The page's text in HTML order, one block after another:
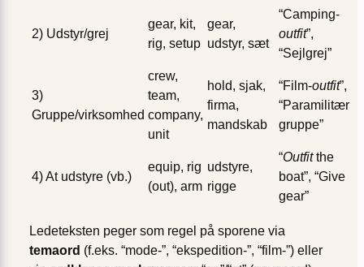
2) Udstyr/grej
gear, kit,
rig, setup
gear,
udstyr, sæt
“Camping-
outfit”,
“Sejlgrej”
3)
Gruppe/virksomhed
crew,
team,
company,
unit
hold, sjak,
firma,
mandskab
“Film-outfit”,
“Paramilitær
gruppe”
4) At udstyre (vb.)
equip, rig
(out), arm
udstyre,
rigge
“Outfitthe
boat”, “Give
gear”
Ledeteksten peger som regel på sporene via
temaord (f.eks. “mode-”, “ekspedition-”, “film-”) eller